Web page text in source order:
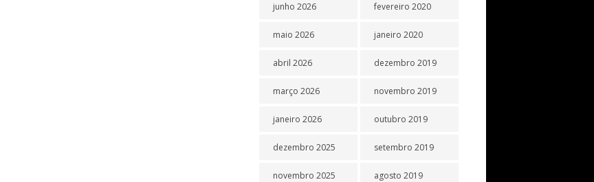
junho 2026
maio 2026
abril 2026
março 2026
janeiro 2026
dezembro 2025
novembro 2025
fevereiro 2020
janeiro 2020
dezembro 2019
novembro 2019
outubro 2019
setembro 2019
agosto 2019